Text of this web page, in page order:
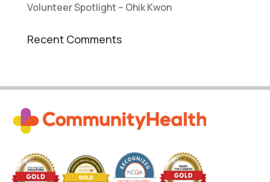
Volunteer Spotlight – Ohik Kwon
Recent Comments